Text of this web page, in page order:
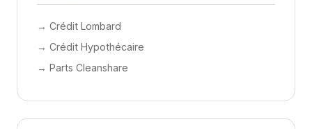
→ Crédit Lombard
→ Crédit Hypothécaire
→ Parts Cleanshare